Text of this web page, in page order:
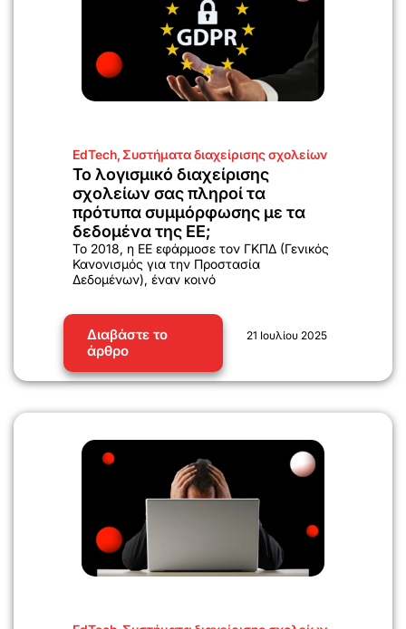
EdTech,Συστήματα διαχείρισης σχολείων
Το λογισμικό διαχείρισης
σχολείων σας πληροί τα
πρότυπα συμμόρφωσης με τα
δεδομένα της ΕΕ;
Το 2018, η ΕΕ εφάρμοσε τον ΓΚΠΔ (Γενικός
Κανονισμός για την Προστασία
Δεδομένων), έναν κοινό
Διαβάστε το
άρθρο
21 Ιουλίου 2025